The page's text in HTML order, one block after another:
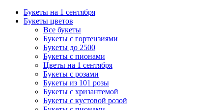
Букеты на 1 сентября
Букеты цветов
Все букеты
Букеты с гортензиями
Букеты до 2500
Букеты с пионами
Цветы на 1 сентября
Букеты с розами
Букеты из 101 розы
Букеты с хризантемой
Букеты с кустовой розой